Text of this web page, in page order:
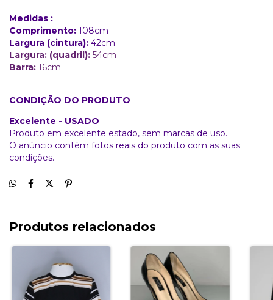
Medidas :
Comprimento: 108cm
Largura (cintura): 42cm
Largura: (quadril): 54cm
Barra: 16cm
CONDIÇÃO DO PRODUTO
Excelente - USADO
Produto em excelente estado, sem marcas de uso.
O anúncio contém fotos reais do produto com as suas
condições.
Produtos relacionados